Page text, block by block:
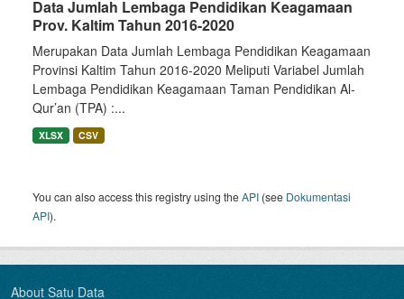
Data Jumlah Lembaga Pendidikan Keagamaan
Prov. Kaltim Tahun 2016-2020
Merupakan Data Jumlah Lembaga Pendidikan Keagamaan
Provinsi Kaltim Tahun 2016-2020 Meliputi Variabel Jumlah
Lembaga Pendidikan Keagamaan Taman Pendidikan Al-
Qur’an (TPA) :...
XLSX CSV
You can also access this registry using theAPI (see Dokumentasi
API).
About Satu Data